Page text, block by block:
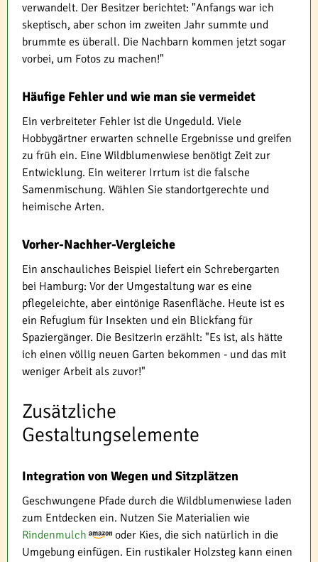
verwandelt. Der Besitzer berichtet: "Anfangs war ich
skeptisch, aber schon im zweiten Jahr summte und
brummte es überall. Die Nachbarn kommen jetzt sogar
vorbei, um Fotos zu machen!"
Häufige Fehler und wie man sie vermeidet
Ein verbreiteter Fehler ist die Ungeduld. Viele
Hobbygärtner erwarten schnelle Ergebnisse und greifen
zu früh ein. Eine Wildblumenwiese benötigt Zeit zur
Entwicklung. Ein weiterer Irrtum ist die falsche
Samenmischung. Wählen Sie standortgerechte und
heimische Arten.
Vorher-Nachher-Vergleiche
Ein anschauliches Beispiel liefert ein Schrebergarten
bei Hamburg: Vor der Umgestaltung war es eine
pflegeleichte, aber eintönige Rasenfläche. Heute ist es
ein Refugium für Insekten und ein Blickfang für
Spaziergänger. Die Besitzerin erzählt: "Es ist, als hätte
ich einen völlig neuen Garten bekommen - und das mit
weniger Arbeit als zuvor!"
Zusätzliche
Gestaltungselemente
Integration von Wegen und Sitzplätzen
Geschwungene Pfade durch die Wildblumenwiese laden
zum Entdecken ein. Nutzen Sie Materialien wie
Rindenmulch
oder Kies, die sich natürlich in die
Umgebung einfügen. Ein rustikaler Holzsteg kann einen